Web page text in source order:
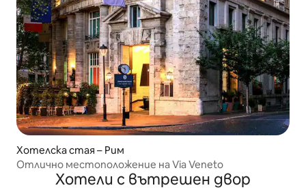
Хотелска стая – Рим
Отлично местоположение на Via Veneto
Хотели с вътрешен двор